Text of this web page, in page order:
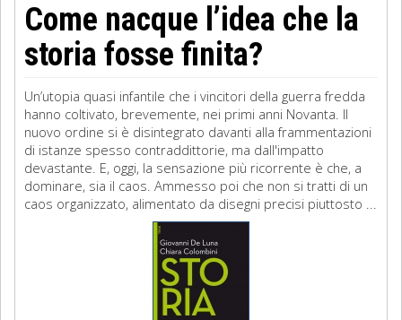
Come nacque l’idea che la
storia fosse finita?
Un’utopia quasi infantile che i vincitori della guerra fredda
hanno coltivato, brevemente, nei primi anni Novanta. Il
nuovo ordine si è disintegrato davanti alla frammentazioni
di istanze spesso contraddittorie, ma dall'impatto
devastante. E, oggi, la sensazione più ricorrente è che, a
dominare, sia il caos. Ammesso poi che non si tratti di un
caos organizzato, alimentato da disegni precisi piuttosto ...